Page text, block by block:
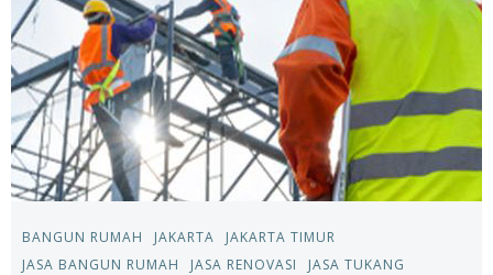
BANGUN RUMAH JAKARTA
JAKARTA TIMUR
JASA BANGUN RUMAH
JASA RENOVASI
JASA TUKANG